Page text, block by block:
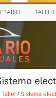
TALLER
Taller/Sistema